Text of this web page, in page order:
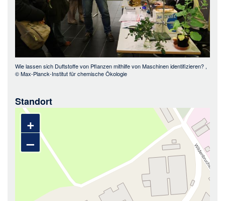
Wie lassen sich Duftstoffe von Pflanzen mithilfe von Maschinen identifizieren? ,
©Max-Planck-Institut für chemische Ökologie
Standort
+
–